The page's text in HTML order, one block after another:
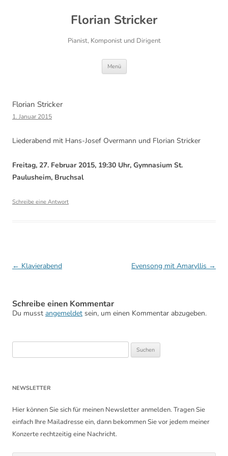
Florian Stricker
Pianist, Komponist und Dirigent
Menü Zum
springen
Florian Stricker
1. Januar 2015
Liederabend mit Hans-Josef Overmann und Florian Stricker
Freitag, 27. Februar 2015, 19:30 Uhr, Gymnasium St.
Paulusheim, Bruchsal
Schreibe eine Antwort
Beitragsnavigation
← Klavierabend Evensong mit Amaryllis →
Schreibe einen Kommentar
Du musst angemeldet sein, um einen Kommentar abzugeben.
nach:
NEWSLETTER
Hier können Sie sich für meinen Newsletter anmelden. Tragen Sie
einfach Ihre Mailadresse ein, dann bekommen Sie vor jedem meiner
Konzerte rechtzeitig eine Nachricht.